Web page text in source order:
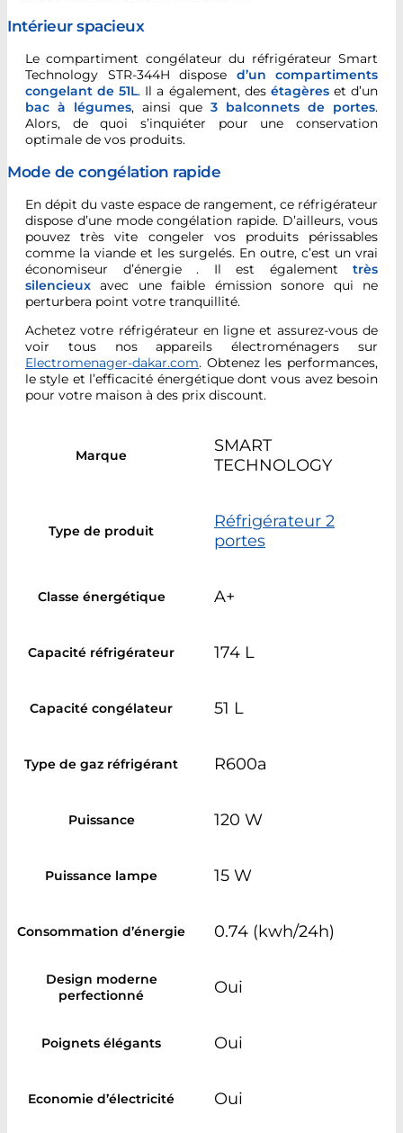
Intérieur spacieux
Le compartiment congélateur du réfrigérateur Smart
Technology STR-344H dispose d’un compartiments
congelant de 51L. Il a également, des étagèreset d’un
bac à légumes, ainsi que 3 balconnets de portes.
Alors, de quoi s’inquiéter pour une conservation
optimale de vos produits.
Mode de congélation rapide
En dépit du vaste espace de rangement, ce réfrigérateur
dispose d’une mode congélation rapide. D’ailleurs, vous
pouvez très vite congeler vos produits périssables
comme la viande et les surgelés. En outre, c’est un vrai
économiseur d’énergie . Il est également très
silencieuxavec une faible émission sonore qui ne
perturbera point votre tranquillité.
Achetez votre réfrigérateur en ligne et assurez-vous de
voir tous nos appareils électroménagers sur
Electromenager-dakar.com. Obtenez les performances,
le style et l’efficacité énergétique dont vous avez besoin
pour votre maison à des prix discount.
Marque
SMART
TECHNOLOGY
Type de produit
Réfrigérateur 2
portes
Classe énergétique A+
Capacité réfrigérateur 174 L
Capacité congélateur 51 L
Type de gaz réfrigérant R600a
Puissance 120 W
Puissance lampe 15 W
Consommation d’énergie 0.74 (kwh/24h)
Design moderne
perfectionné
Oui
Poignets élégants Oui
Economie d’électricité Oui